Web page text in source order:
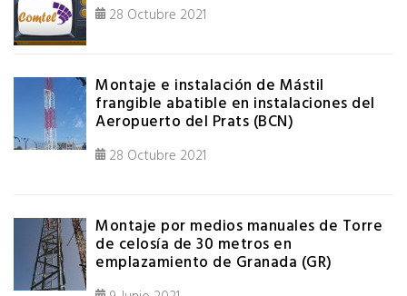
28 Octubre 2021
Montaje e instalación de Mástil
frangible abatible en instalaciones del
Aeropuerto del Prats (BCN)
28 Octubre 2021
Montaje por medios manuales de Torre
de celosía de 30 metros en
emplazamiento de Granada (GR)